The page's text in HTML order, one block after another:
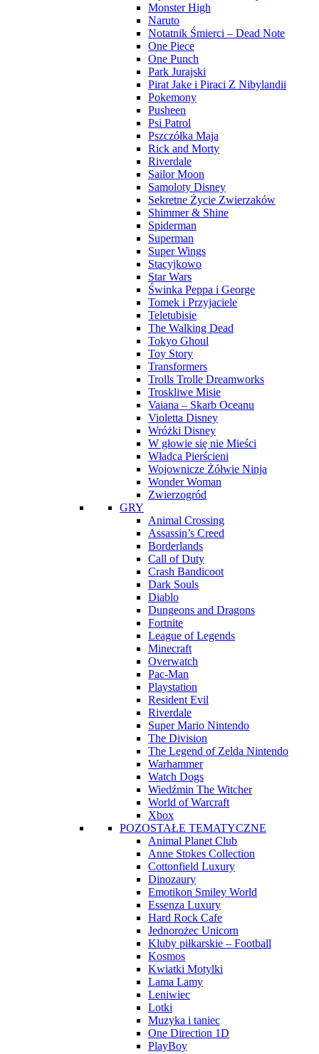
Monster High
Naruto
Notatnik Śmierci – Dead Note
One Piece
One Punch
Park Jurajski
Pirat Jake i Piraci Z Nibylandii
Pokemony
Pusheen
Psi Patrol
Pszczółka Maja
Rick and Morty
Riverdale
Sailor Moon
Samoloty Disney
Sekretne Życie Zwierzaków
Shimmer & Shine
Spiderman
Superman
Super Wings
Stacyjkowo
Star Wars
Świnka Peppa i George
Tomek i Przyjaciele
Teletubisie
The Walking Dead
Tokyo Ghoul
Toy Story
Transformers
Trolls Trolle Dreamworks
Troskliwe Misie
Vaiana – Skarb Oceanu
Violetta Disney
Wróżki Disney
W głowie się nie Mieści
Władca Pierścieni
Wojownicze Żółwie Ninja
Wonder Woman
Zwierzogród
GRY
Animal Crossing
Assassin’s Creed
Borderlands
Call of Duty
Crash Bandicoot
Dark Souls
Diablo
Dungeons and Dragons
Fortnite
League of Legends
Minecraft
Overwatch
Pac-Man
Playstation
Resident Evil
Riverdale
Super Mario Nintendo
The Division
The Legend of Zelda Nintendo
Warhammer
Watch Dogs
Wiedźmin The Witcher
World of Warcraft
Xbox
POZOSTAŁE TEMATYCZNE
Animal Planet Club
Anne Stokes Collection
Cottonfield Luxury
Dinozaury
Emotikon Smiley World
Essenza Luxury
Hard Rock Cafe
Jednorożec Unicorn
Kluby piłkarskie – Football
Kosmos
Kwiatki Motylki
Lama Lamy
Leniwiec
Lotki
Muzyka i taniec
One Direction 1D
PlayBoy